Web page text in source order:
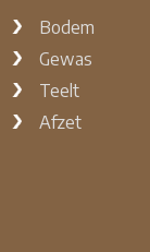
Bodem
Gewas
Teelt
Afzet